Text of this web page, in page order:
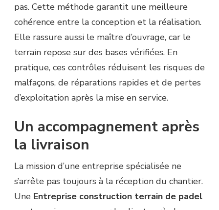
pas. Cette méthode garantit une meilleure
cohérence entre la conception et la réalisation.
Elle rassure aussi le maître d’ouvrage, car le
terrain repose sur des bases vérifiées. En
pratique, ces contrôles réduisent les risques de
malfaçons, de réparations rapides et de pertes
d’exploitation après la mise en service.
Un accompagnement après
la livraison
La mission d’une entreprise spécialisée ne
s’arrête pas toujours à la réception du chantier.
Une Entreprise construction terrain de padel